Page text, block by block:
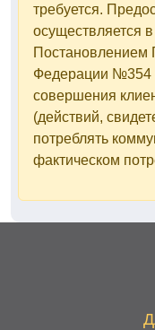
требуется.
осуществляется
Постановлением
Федерации №354
совершения
(действий,
потреблять
фактическом